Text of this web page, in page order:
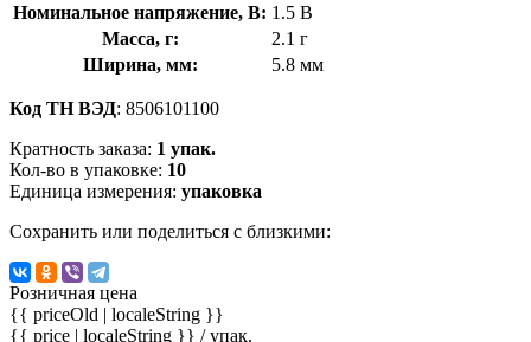
Номинальное напряжение, В: 1.5 В
Масса, г:
2.1 г
Ширина, мм:
5.8 мм
Код ТН ВЭД: 8506101100
Кратность заказа: 1 упак.
Кол-во в упаковке: 10
Единица измерения: упаковка
Сохранить или поделиться с близкими:
Розничная цена
{{ priceOld | localeString }}
{{ price | localeString }} / упак.